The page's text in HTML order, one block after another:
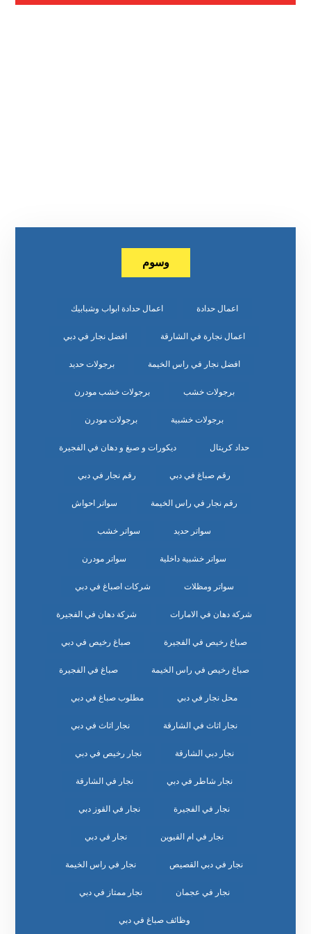
وسوم
اعمال حدادة اعمال حدادة ابواب وشبابيك
اعمال نجارة في الشارقة افضل نجار في دبي
افضل نجار في راس الخيمة برجولات حديد
برجولات خشب برجولات خشب مودرن
برجولات خشبية برجولات مودرن
حداد كريتال ديكورات و صبغ و دهان في الفجيرة
رقم صباغ في دبي رقم نجار في دبي
رقم نجار في راس الخيمة سواتر احواش
سواتر حديد سواتر خشب
سواتر خشبية داخلية سواتر مودرن
سواتر ومظلات شركات اصباغ في دبي
شركة دهان في الامارات شركة دهان في الفجيرة
صباغ رخيص في الفجيرة صباغ رخيص في دبي
صباغ رخيص في راس الخيمة صباغ في الفجيرة
محل نجار في دبي مطلوب صباغ في دبي
نجار اثاث في الشارقة نجار اثاث في دبي
نجار دبي الشارقة نجار رخيص في دبي
نجار شاطر في دبي نجار في الشارقة
نجار في الفجيرة نجار في القوز دبي
نجار في ام القيوين نجار في دبي
نجار في دبي القصيص نجار في راس الخيمة
نجار في عجمان نجار ممتاز في دبي
وظائف صباغ في دبي